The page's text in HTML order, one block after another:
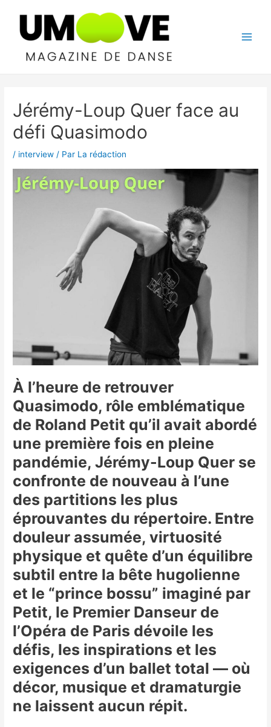
contenu
Jérémy-Loup Quer face au
défi Quasimodo
/ interview / Par La rédaction
À l’heure de retrouver
Quasimodo, rôle emblématique
de Roland Petit qu’il avait abordé
une première fois en pleine
pandémie, Jérémy-Loup Quer se
confronte de nouveau à l’une
des partitions les plus
éprouvantes du répertoire. Entre
douleur assumée, virtuosité
physique et quête d’un équilibre
subtil entre la bête hugolienne
et le “prince bossu” imaginé par
Petit, le Premier Danseur de
l’Opéra de Paris dévoile les
défis, les inspirations et les
exigences d’un ballet total — où
décor, musique et dramaturgie
ne laissent aucun répit.